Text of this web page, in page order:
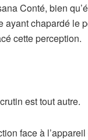
Conté, bien
ayant chapardé le
cette perception.
est tout autre.
face à